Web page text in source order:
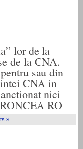
lor de la
de la CNA.
sau din
CNA in
nici
RO
»